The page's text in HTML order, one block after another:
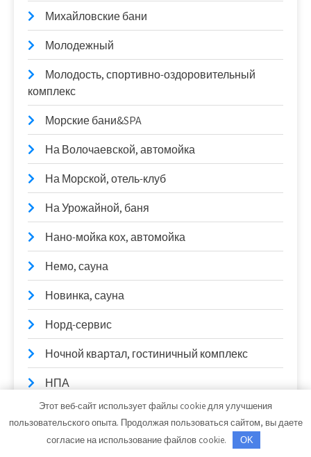
Михайловские бани
Молодежный
Молодость, спортивно-оздоровительный
комплекс
Морские бани&SPA
На Волочаевской, автомойка
На Морской, отель-клуб
На Урожайной, баня
Нано-мойка кох, автомойка
Немо, сауна
Новинка, сауна
Норд-сервис
Ночной квартал, гостиничный комплекс
НПА
Общественная баня на дровах,
Общественная баня на дровах
Этот веб-сайт использует файлы cookie для улучшения
пользовательского опыта. Продолжая пользоваться сайтом, вы даете
согласие на использование файлов cookie.
OK